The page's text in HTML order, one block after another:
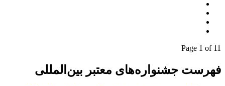
Page 1 of 11
فهرست جشنواره‌های معتبر بین‌المللی